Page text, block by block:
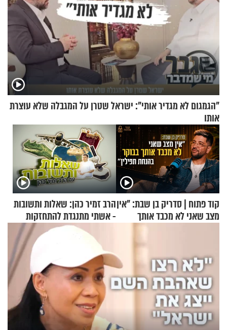
"הגמגום לא מגדיר אותי": ישראל שטרן על המגבלה שלא עוצרת
אותו
קוד פתוח | סדריק בן שבת: "אין
מצב שאני לא מכבד אותך
הרב זמיר כהן: שאלות ותשובות
- אשתי מתנגדת להתחזקות